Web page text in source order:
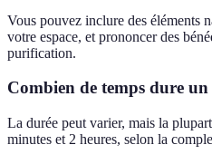
Vous pouvez inclure des éléments
votre espace, et prononcer des
purification.
Combien de temps dure
La durée peut varier, mais la
minutes et 2 heures, selon la